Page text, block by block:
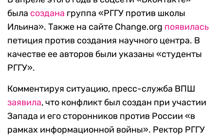
была создана группа «РГГУ против школы
Ильина». Также на сайте Change.org появилась
петиция против создания научного центра. В
качестве ее авторов были указаны «студенты
РГГУ».
Комментируя ситуацию, пресс-служба ВПШ
заявила, что конфликт был создан при участии
Запада и его сторонников против России «в
рамках информационной войны». Ректор РГГУ